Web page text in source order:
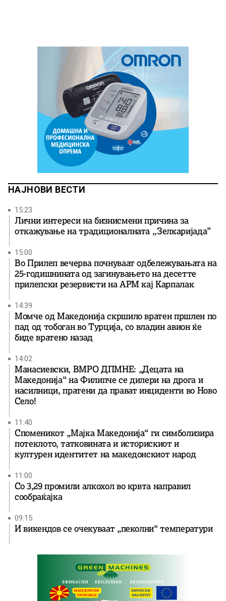
НАЈНОВИ ВЕСТИ
15:23
Лични интереси на бизнисмени причина за
откажување на традиционалната ,,Зелкаријада”
15:00
Во Прилеп вечерва почнуваат одбележувањата на
25-годишнината од загинувањето на десетте
прилепски резервисти на АРМ кај Карпалак
14:39
Момче од Македонија скршило вратен пршлен по
пад од тобоган во Турција, со владин авион ќе
биде вратенo назад
14:02
Манасиевски, ВМРО ДПМНЕ: „Децата на
Македонија“ на Филипче се дилери на дрога и
насилници, пратени да прават инциденти во Ново
Село!
11:40
Споменикот „Мајка Македонија“ ги симболизира
потеклото, татковината и историскиот и
културен идентитет на македонскиот народ
11:00
Со 3,29 промили алкохол во крвта направил
сообраќајка
09:15
И викендов се очекуваат „пеколни“ температури